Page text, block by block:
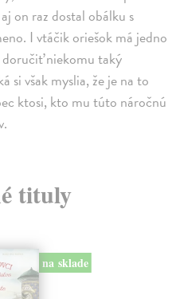
on raz dostal obálku s
I vtáčik oriešok má jedno
doručiť niekomu taký
si však myslia, že je na to
ktosi, kto mu túto náročnú
tituly
na sklade